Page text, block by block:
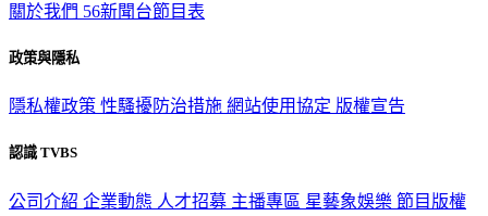
關於我們 56新聞台節目表
政策與隱私
隱私權政策 性騷擾防治措施 網站使用協定 版權宣告
認識 TVBS
公司介紹 企業動態 人才招募 主播專區 星藝象娛樂 節目版權